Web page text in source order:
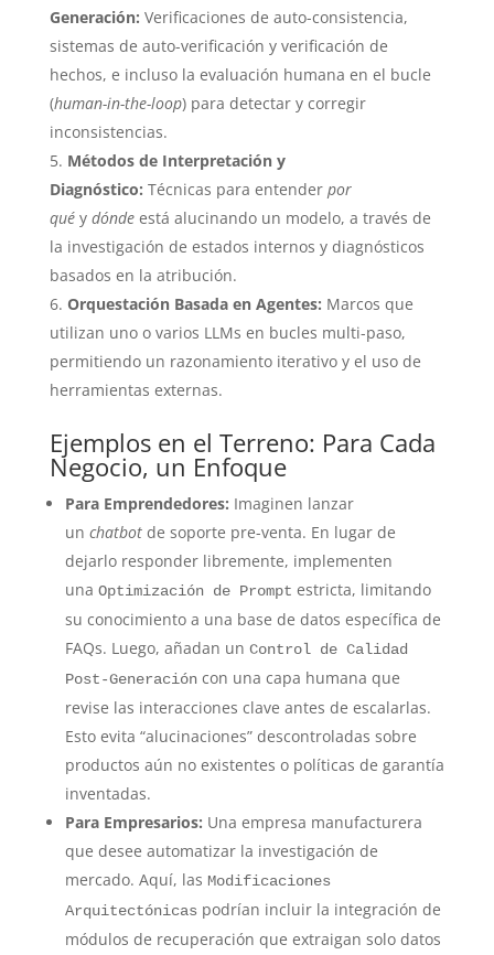
Generación: Verificaciones de auto-consistencia,
sistemas de auto-verificación y verificación de
hechos, e incluso la evaluación humana en el bucle
(human-in-the-loop) para detectar y corregir
inconsistencias.
Métodos de Interpretación y
Diagnóstico: Técnicas para entender por
quéy dóndeestá alucinando un modelo, a través de
la investigación de estados internos y diagnósticos
basados en la atribución.
Orquestación Basada en Agentes: Marcos que
utilizan uno o varios LLMs en bucles multi-paso,
permitiendo un razonamiento iterativo y el uso de
herramientas externas.
Ejemplos en el Terreno: Para Cada
Negocio, un Enfoque
Para Emprendedores: Imaginen lanzar
un chatbotde soporte pre-venta. En lugar de
dejarlo responder libremente, implementen
una Optimización de Prompt estricta, limitando
su conocimiento a una base de datos específica de
FAQs. Luego, añadan un Control de Calidad
Post-Generacióncon una capa humana que
revise las interacciones clave antes de escalarlas.
Esto evita “alucinaciones” descontroladas sobre
productos aún no existentes o políticas de garantía
inventadas.
Para Empresarios: Una empresa manufacturera
que desee automatizar la investigación de
mercado. Aquí, las Modificaciones
Arquitectónicas podrían incluir la integración de
módulos de recuperación que extraigan solo datos